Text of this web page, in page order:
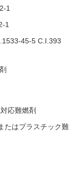
1
1
45-5 C.I.393
応難燃剤
たはプラスチック難